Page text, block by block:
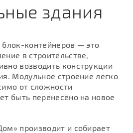
здания
контейнеров — это
в строительстве,
возводить конструкции
Модульное строение легко
от сложности
быть перенесено на новое
производит и собирает